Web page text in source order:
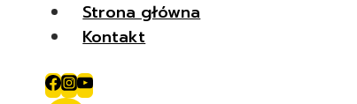
Przejdź
Strona główna
Kontakt